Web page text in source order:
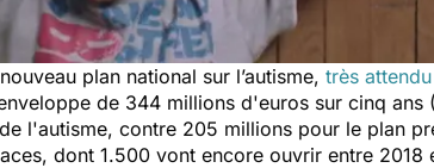
plan national sur l’autisme, très
de 344 millions d'euros sur cinq
de l'autisme, contre 205 millions pour le plan
dont 1.500 vont encore ouvrir entre